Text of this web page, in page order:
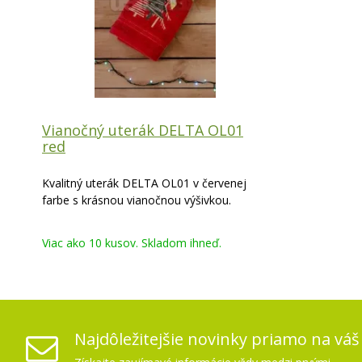
Vianočný uterák DELTA OL01
red
Kvalitný uterák DELTA OL01 v červenej
farbe s krásnou vianočnou výšivkou.
Viac ako 10 kusov. Skladom ihneď.
Najdôležitejšie novinky priamo na